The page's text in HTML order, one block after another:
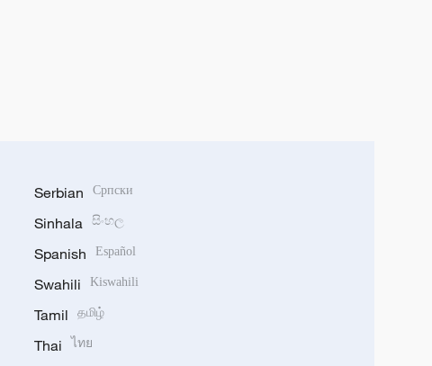
Serbian Српски
Sinhala සිංහල
Spanish Español
Swahili Kiswahili
Tamil தமிழ்
Thai ไทย